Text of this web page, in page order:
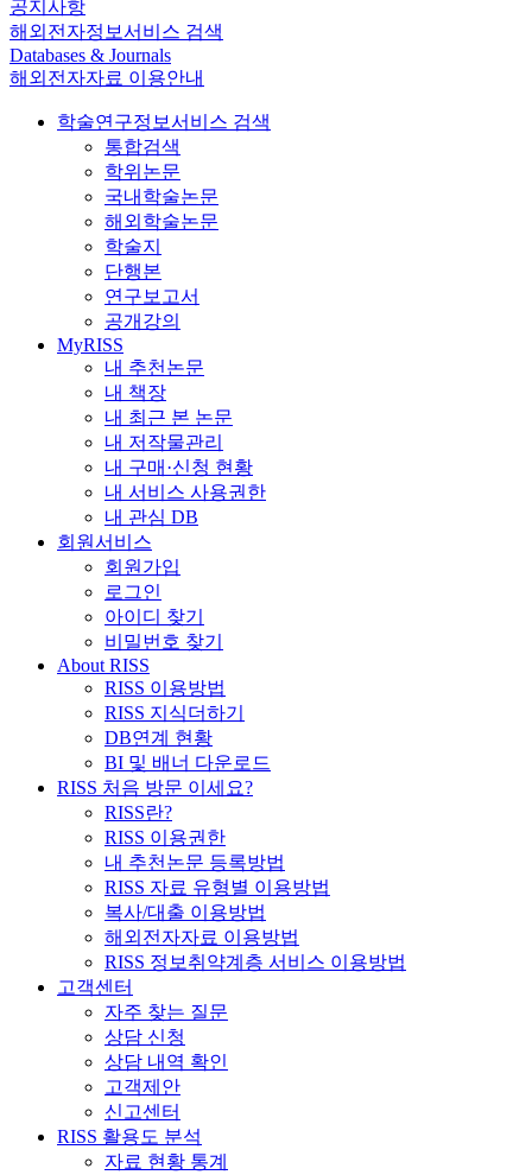
공지사항
해외전자정보서비스 검색
Databases & Journals
해외전자자료 이용안내
학술연구정보서비스 검색
통합검색
학위논문
국내학술논문
해외학술논문
학술지
단행본
연구보고서
공개강의
MyRISS
내 추천논문
내 책장
내 최근 본 논문
내 저작물관리
내 구매·신청 현황
내 서비스 사용권한
내 관심 DB
회원서비스
회원가입
로그인
아이디 찾기
비밀번호 찾기
About RISS
RISS 이용방법
RISS 지식더하기
DB연계 현황
BI 및 배너 다운로드
RISS 처음 방문 이세요?
RISS란?
RISS 이용권한
내 추천논문 등록방법
RISS 자료 유형별 이용방법
복사/대출 이용방법
해외전자자료 이용방법
RISS 정보취약계층 서비스 이용방법
고객센터
자주 찾는 질문
상담 신청
상담 내역 확인
고객제안
신고센터
RISS 활용도 분석
자료 현황 통계